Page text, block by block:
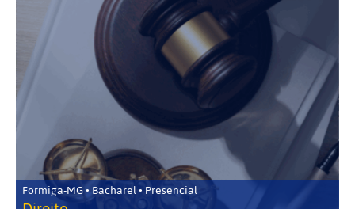
Formiga-MG • Bacharel • Presencial